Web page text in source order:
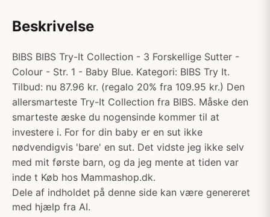
Beskrivelse
BIBS BIBS Try-It Collection - 3 Forskellige Sutter -
Colour - Str. 1 - Baby Blue. Kategori: BIBS Try It.
Tilbud: nu 87.96 kr. (regalo 20% fra 109.95 kr.) Den
allersmarteste Try-It Collection fra BIBS. Måske den
smarteste æske du nogensinde kommer til at
investere i. For for din baby er en sut ikke
nødvendigvis 'bare' en sut. Det vidste jeg ikke selv
med mit første barn, og da jeg mente at tiden var
inde t Køb hos Mammashop.dk.
Dele af indholdet på denne side kan være genereret
med hjælp fra AI.